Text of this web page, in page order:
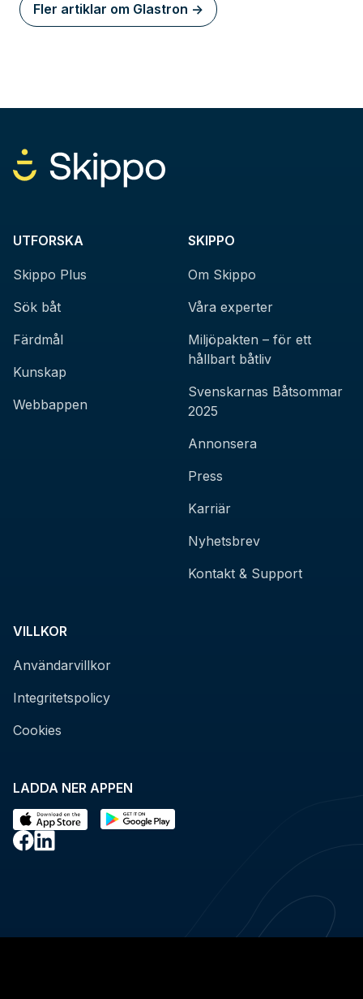
Fler artiklar om Glastron ->
LADDA NER APPEN
UTFORSKA
Skippo Plus
Sök båt
Färdmål
Kunskap
Webbappen
SKIPPO
Om Skippo
Våra experter
Miljöpakten – för ett
hållbart båtliv
Svenskarnas Båtsommar
2025
Annonsera
Press
Karriär
Nyhetsbrev
Kontakt & Support
VILLKOR
Användarvillkor
Integritetspolicy
Cookies